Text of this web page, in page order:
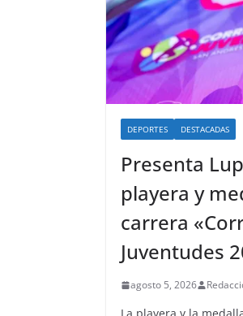
DEPORTES DESTACADAS
Presenta
playera y
carrera
Juventudes
agosto 5, 2026